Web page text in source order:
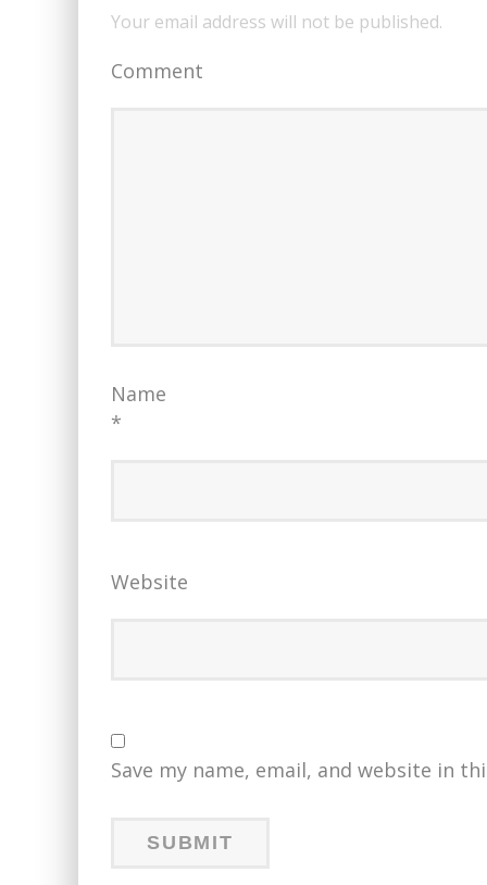
Your email address will not be published.
Comment
Name
*
Website
Save my name, email, and website in